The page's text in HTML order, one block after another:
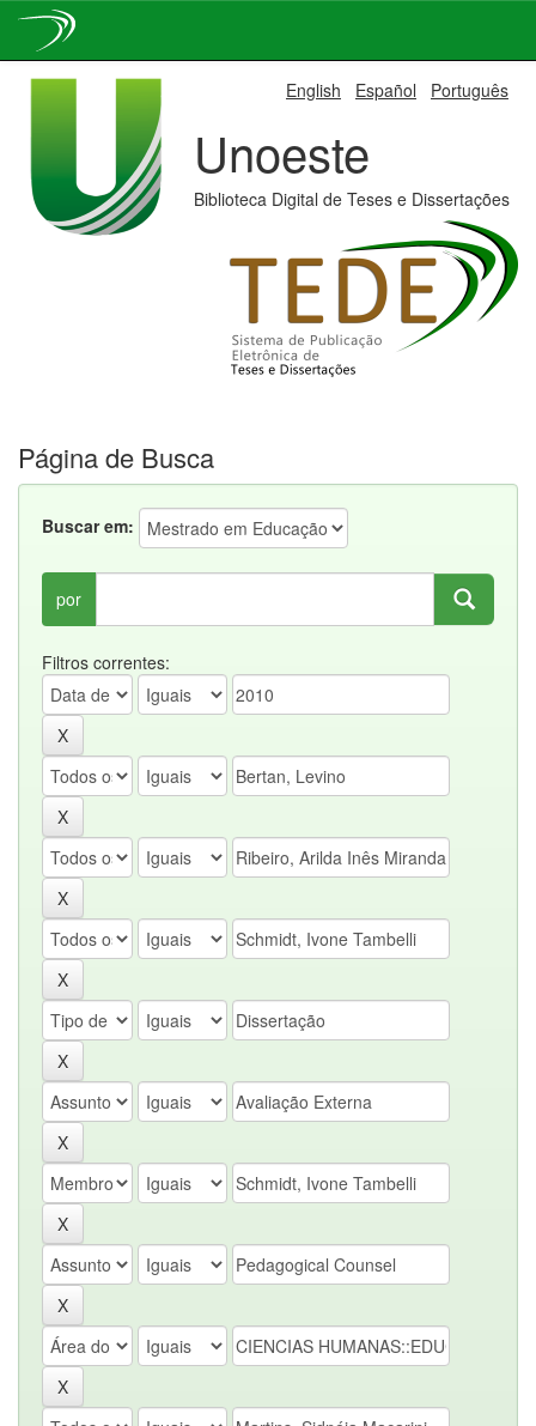
English Español Português
Unoeste
Biblioteca Digital de Teses e Dissertações
Página de Busca
Buscar em:
por
Filtros correntes: